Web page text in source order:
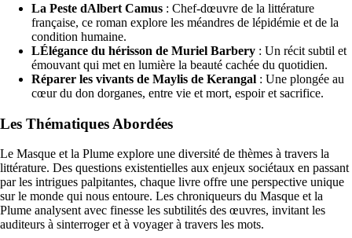
La Peste dAlbert Camus : Chef-dœuvre de la littérature
française, ce roman explore les méandres de lépidémie et de la
condition humaine.
LÉlégance du hérisson de Muriel Barbery : Un récit subtil et
émouvant qui met en lumière la beauté cachée du quotidien.
Réparer les vivants de Maylis de Kerangal : Une plongée au
cœur du don dorganes, entre vie et mort, espoir et sacrifice.
Les Thématiques Abordées
Le Masque et la Plume explore une diversité de thèmes à travers la
littérature. Des questions existentielles aux enjeux sociétaux en passant
par les intrigues palpitantes, chaque livre offre une perspective unique
sur le monde qui nous entoure. Les chroniqueurs du Masque et la
Plume analysent avec finesse les subtilités des œuvres, invitant les
auditeurs à sinterroger et à voyager à travers les mots.